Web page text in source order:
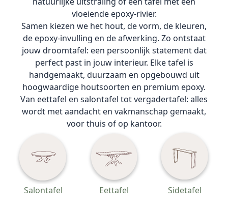
vloeiende epoxy-rivier.
Samen kiezen we het hout, de vorm, de kleuren,
de epoxy-invulling en de afwerking. Zo ontstaat
jouw droomtafel: een persoonlijk statement dat
perfect past in jouw interieur. Elke tafel is
handgemaakt, duurzaam en opgebouwd uit
hoogwaardige houtsoorten en premium epoxy.
Van eettafel en salontafel tot vergadertafel: alles
wordt met aandacht en vakmanschap gemaakt,
voor thuis of op kantoor.
Salontafel Eettafel Sidetafel